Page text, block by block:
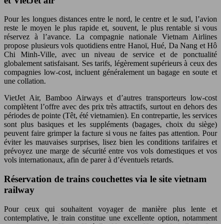
Pour les longues distances entre le nord, le centre et le sud, l’avion
reste le moyen le plus rapide et, souvent, le plus rentable si vous
réservez à l’avance. La compagnie nationale Vietnam Airlines
propose plusieurs vols quotidiens entre Hanoï, Hué, Da Nang et Hô
Chi Minh-Ville, avec un niveau de service et de ponctualité
globalement satisfaisant. Ses tarifs, légèrement supérieurs à ceux des
compagnies low-cost, incluent généralement un bagage en soute et
une collation.
VietJet Air, Bamboo Airways et d’autres transporteurs low-cost
complètent l’offre avec des prix très attractifs, surtout en dehors des
périodes de pointe (Têt, été vietnamien). En contrepartie, les services
sont plus basiques et les suppléments (bagages, choix du siège)
peuvent faire grimper la facture si vous ne faites pas attention. Pour
éviter les mauvaises surprises, lisez bien les conditions tarifaires et
prévoyez une marge de sécurité entre vos vols domestiques et vos
vols internationaux, afin de parer à d’éventuels retards.
Réservation de trains couchettes via le site vietnam
railway
Pour ceux qui souhaitent voyager de manière plus lente et
contemplative, le train constitue une excellente option, notamment